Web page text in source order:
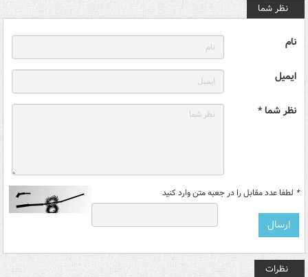
نظر شما
نام
ایمیل
نظر شما *
* لطفا عدد مقابل را در جعبه متن وارد کنید
نظرات